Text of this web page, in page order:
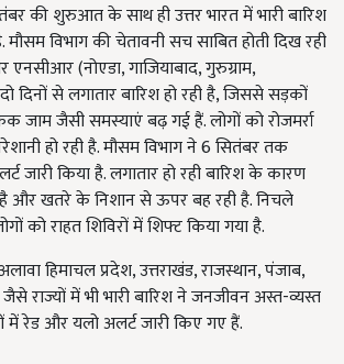
की शुरुआत के साथ ही उत्तर भारत में भारी बारिश
विभाग की चेतावनी सच साबित होती दिख रही
एनसीआर (नोएडा, गाजियाबाद, गुरुग्राम,
दिनों से लगातार बारिश हो रही है, जिससे सड़कों
जाम जैसी समस्याएं बढ़ गई हैं. लोगों को रोजमर्रा
हो रही है. मौसम विभाग ने 6 सितंबर तक
जारी किया है. लगातार हो रही बारिश के कारण
और खतरे के निशान से ऊपर बह रही है. निचले
को राहत शिविरों में शिफ्ट किया गया है.
हिमाचल प्रदेश, उत्तराखंड, राजस्थान, पंजाब,
राज्यों में भी भारी बारिश ने जनजीवन अस्त-व्यस्त
में रेड और यलो अलर्ट जारी किए गए हैं.